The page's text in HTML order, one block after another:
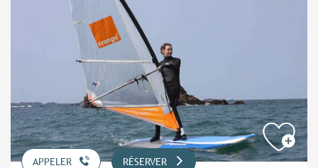
APPELER RÉSERVER